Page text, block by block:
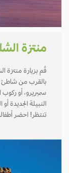
منتزة
قُم بزيارة منتزة
بالقرب من شاطئ
سمبريرو، أو ركوب
النبيلة الجديدة أو
تنتظر! احضر أطفالك